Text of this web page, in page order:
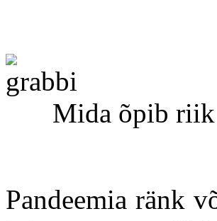
Mida õpib riik
Pandeemia ränk